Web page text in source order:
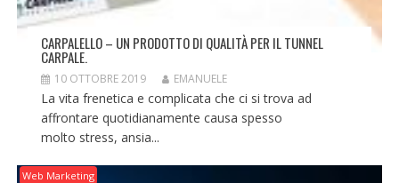
CARPALELLO – UN PRODOTTO DI QUALITÀ PER IL TUNNEL
CARPALE.
10 OTTOBRE 2019 EMANUELE
La vita frenetica e complicata che ci si trova ad
affrontare quotidianamente causa spesso
molto stress, ansia...
Web Marketing